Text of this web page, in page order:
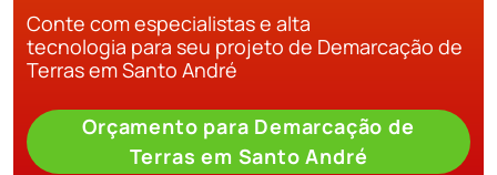
Conte com especialistas e alta
tecnologia para seu projeto de Demarcação de
Terras em Santo André
Orçamento para Demarcação de
Terras em Santo André